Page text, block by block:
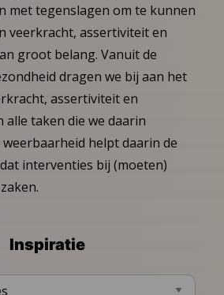
met tegenslagen om te kunnen
veerkracht, assertiviteit en
groot belang. Vanuit de
dragen we bij aan het
assertiviteit en
taken die we daarin
helpt daarin de
interventies bij (moeten)
Inspiratie